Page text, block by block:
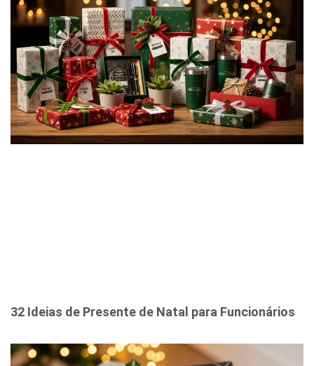
32 Ideias de Presente de Natal para Funcionários